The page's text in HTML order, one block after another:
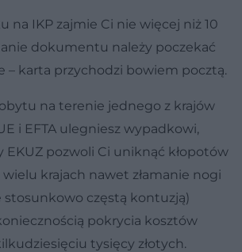
na IKP zajmie Ci nie więcej niż 10
dokumentu należy poczekać
– karta przychodzi bowiem pocztą.
na terenie jednego z krajów
i EFTA ulegniesz wypadkowi,
EKUZ pozwoli Ci uniknąć kłopotów
krajach nawet złamanie nogi
stosunkowo częstą kontuzją)
pokrycia kosztów
tysięcy złotych.